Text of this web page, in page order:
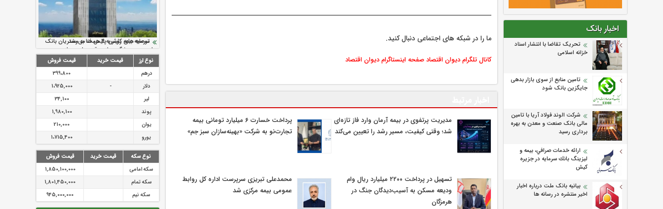
اخبار بانک
تحریک تقاضا با انتشار اسناد
خزانه اسلامی
تامین منابع از سوی بازار بدهی
جایگزین بانک شود
شرکت الوند فولاد آریا با تامین
مالی بانک صنعت و معدن به بهره
برداری رسید
ارائه خدمات صرافي، بيمه و
ليزينگ بانك سرمايه در جزيره
كيش
بیانیه بانک ملت درباره اخبار
اخیر منتشره در رسانه ها
ما را در شبکه های اجتماعی دنبال کنید.
کانال تلگرام دیوان اقتصادصفحه اینستاگرام دیوان اقتصاد
مدیریت پرتفوی در بیمه آرمان وارد فاز تازه‌ای
شد؛ وقتی کیفیت، مسیر رشد را تعیین می‌کند
پرداخت خسارت ۶ میلیارد تومانی بیمه
تجارت‌نو به شرکت «بهینه‌سازان سبز جم»
تسهیل در پرداخت ۲۲۰۰ میلیارد ریال وام
ودیعه مسکن به آسیب‌دیدگان جنگ در
هرمزگان
محمدعلی تبریزی سرپرست اداره كل روابط
عمومی بیمه مركزی شد
ارزش سهام عدالت بالا رفت
سرمایه بیمه کوثر به ۴ همت می‌رسد
نود ثانیه با فولاد سنگان
تقدیر دبیرکل سندیکای بیمه گران ایران از
اقدامات مدیرعامل بیمه رازی
توصیه های رئیس پلیس فتا به مشتریان بانک
ها در مورد پیشگیری از سرقت های مجازی
نوع ارز قیمت خرید
قیمت فروش
درهم
399،800
دلار
-
1،925,000
لیر
34,100
پوند
1,980,100
یوان
210,000
یورو
1،715,400
نوع سکه قیمت خرید
قیمت فروش
سکه امامی
1,850,100,000
سکه تمام
1,801,450,000
سکه نیم
945,000,000